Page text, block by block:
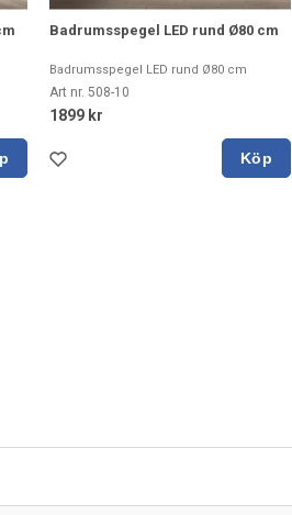
Badrumsspegel LED rund Ø80 cm
Badrumsspegel LED rund Ø80 cm
Art nr. 508-10
1899 kr
Köp